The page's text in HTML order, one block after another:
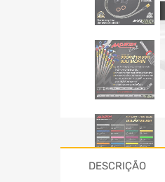
DESCRIÇÃO